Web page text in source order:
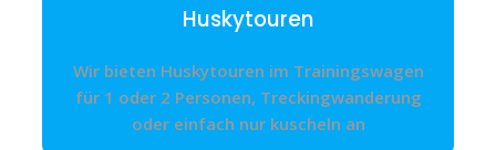
Huskytouren
Wir bieten Huskytouren im Trainingswagen
für 1 oder 2 Personen, Treckingwanderung
oder einfach nur kuscheln an